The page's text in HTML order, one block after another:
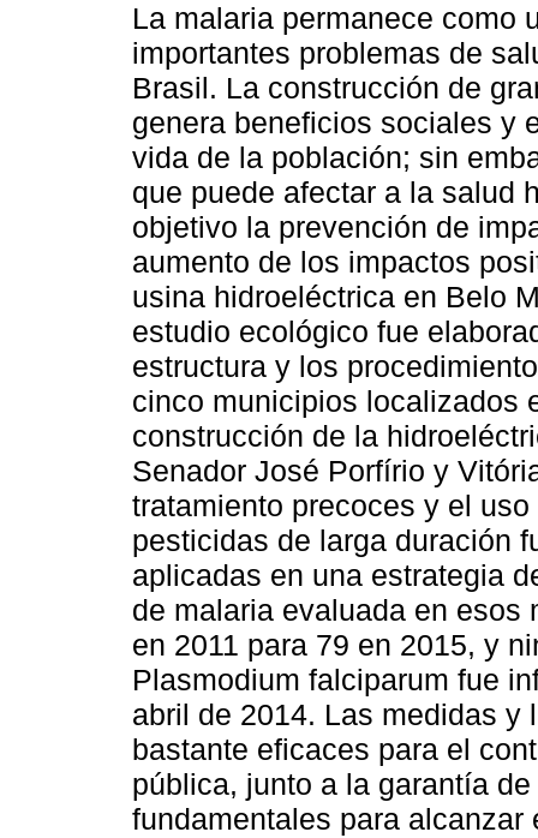
La malaria permanece como
importantes problemas de
Brasil. La construcción de
genera beneficios sociales y
vida de la población; sin
que puede afectar a la salud
objetivo la prevención de
aumento de los impactos
usina hidroeléctrica en Belo
estudio ecológico fue
estructura y los
cinco municipios localizados
construcción de la
Senador José Porfírio y
tratamiento precoces y el
pesticidas de larga duración
aplicadas en una estrategia
de malaria evaluada en
en 2011 para 79 en 2015, y
Plasmodium falciparum fue
abril de 2014. Las medidas y
bastante eficaces para el
pública, junto a la garantía
fundamentales para